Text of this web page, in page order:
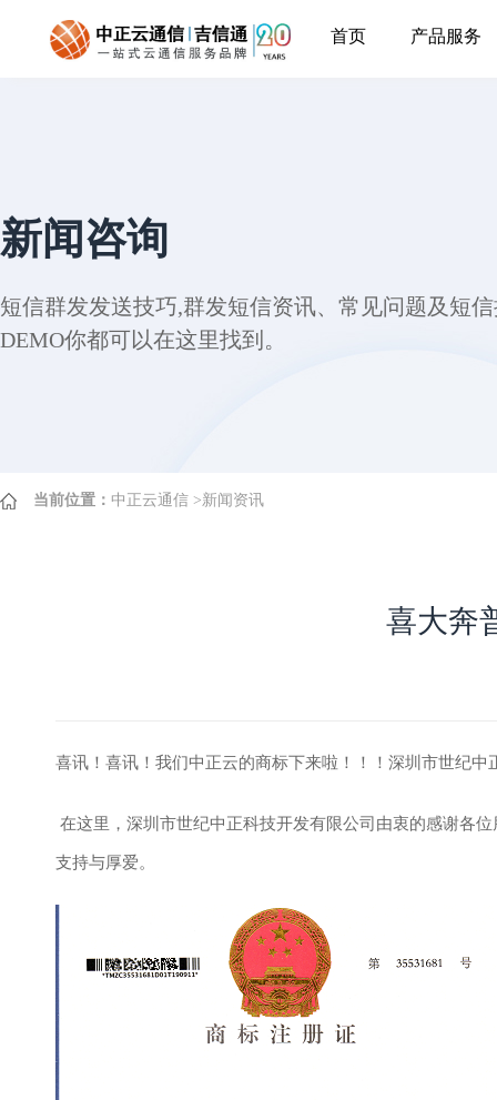
首页 产品服务
新闻咨询
短信群发发送技巧,群发短信资讯、常见问题及短
DEMO你都可以在这里找到。
当前位置： 中正云通信 >新闻资讯
喜大奔
喜讯！喜讯！我们中正云的商标下来啦！！！深圳市世纪
在这里，深圳市世纪中正科技开发有限公司由衷的感谢各
支持与厚爱。